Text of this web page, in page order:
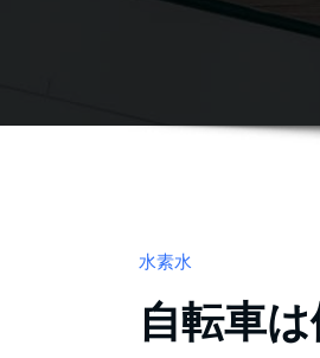
水素水
自転車